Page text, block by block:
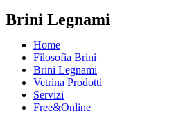
Brini Legnami
Home
Filosofia Brini
Brini Legnami
Vetrina Prodotti
Servizi
Free&Online